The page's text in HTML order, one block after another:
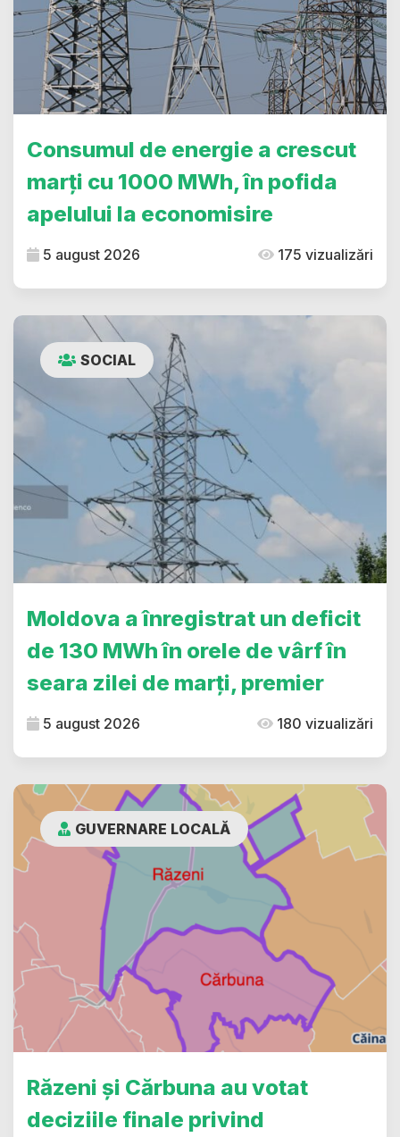
Consumul de energie a crescut
marți cu 1000 MWh, în pofida
apelului la economisire
5 august 2026 175 vizualizări
SOCIAL
Moldova a înregistrat un deficit
de 130 MWh în orele de vârf în
seara zilei de marți, premier
5 august 2026 180 vizualizări
GUVERNARE LOCALĂ
Răzeni și Cărbuna au votat
deciziile finale privind